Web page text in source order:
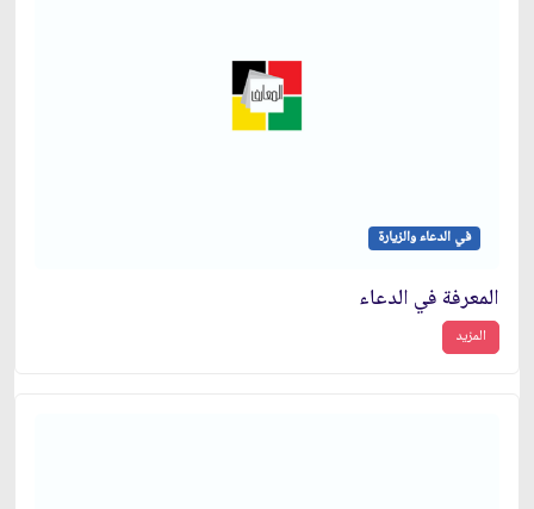
في الدعاء والزيارة
المعرفة في الدعاء
المزيد